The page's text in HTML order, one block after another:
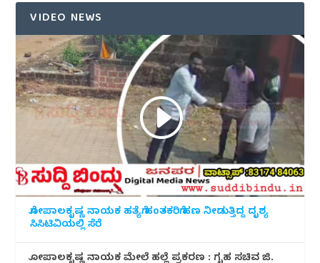
VIDEO NEWS
ಗೋಪಾಲಕೃಷ್ಣ ನಾಯಕ ಹತ್ಯೆಗೆ ಹಂತಕರಿಗೆ ಹಣ ನೀಡುತ್ತಿದ್ದ ದೃಶ್ಯ
ಸಿಸಿಟಿವಿಯಲ್ಲಿ ಸೆರೆ
ಗೋಪಾಲಕೃಷ್ಣ ನಾಯಕ ಮೇಲೆ ಹಲ್ಲೆ ಪ್ರಕರಣ : ಗೃಹ ಸಚಿವ ಜಿ.